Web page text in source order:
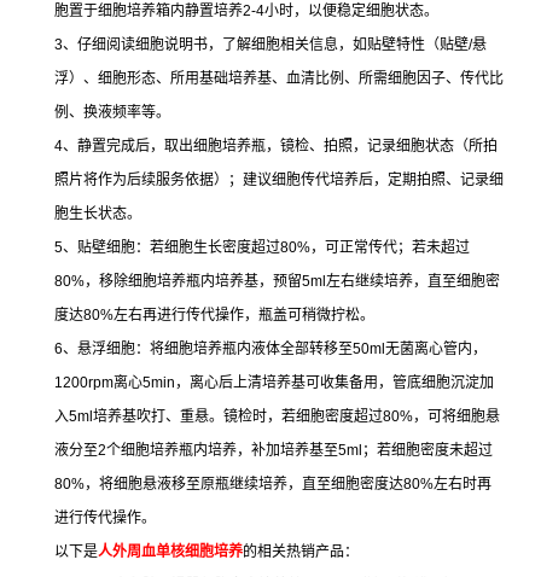
胞置于细胞培养箱内静置培养2-4小时，以便稳定细胞状态。
3、仔细阅读细胞说明书，了解细胞相关信息，如贴壁特性（贴壁/悬
浮）、细胞形态、所用基础培养基、血清比例、所需细胞因子、传代比
例、换液频率等。
4、静置完成后，取出细胞培养瓶，镜检、拍照，记录细胞状态（所拍
照片将作为后续服务依据）；建议细胞传代培养后，定期拍照、记录细
胞生长状态。
5、贴壁细胞：若细胞生长密度超过80%，可正常传代；若未超过
80%，移除细胞培养瓶内培养基，预留5ml左右继续培养，直至细胞密
度达80%左右再进行传代操作，瓶盖可稍微拧松。
6、悬浮细胞：将细胞培养瓶内液体全部转移至50ml无菌离心管内，
1200rpm离心5min ，离心后上清培养基可收集备用，管底细胞沉淀加
入5ml培养基吹打、重悬。镜检时，若细胞密度超过80%，可将细胞悬
液分至2个细胞培养瓶内培养，补加培养基至5ml ；若细胞密度未超过
80%，将细胞悬液移至原瓶继续培养，直至细胞密度达80%左右时再
进行传代操作。
以下是人外周血单核细胞培养的相关热销产品：